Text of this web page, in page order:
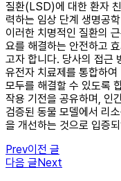
질환(LSD)에 대한 환자
력하는 임상 단계 생명공
이러한 치명적인 질환의
요를 해결하는 안전하고
고자 합니다. 당사의 접근
유전자 치료제를 통합하
모두를 해결할 수 있도록
작용 기전을 공유하며, 인
검증된 동물 모델에서 리
을 개선하는 것으로 입증
Prev이전 글
다음 글Next